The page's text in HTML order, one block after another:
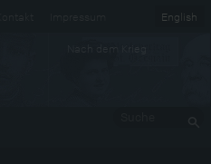
English